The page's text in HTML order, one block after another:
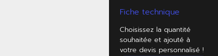
Fiche technique
Choisissez la quantité
souhaitée et ajouté à
votre devis personnalisé !